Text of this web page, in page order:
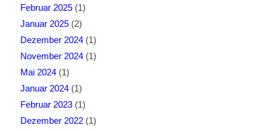
Februar 2025(1)
Januar 2025(2)
Dezember 2024(1)
November 2024(1)
Mai 2024(1)
Januar 2024(1)
Februar 2023(1)
Dezember 2022(1)